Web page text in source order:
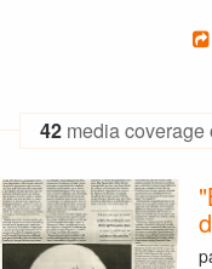
42 media